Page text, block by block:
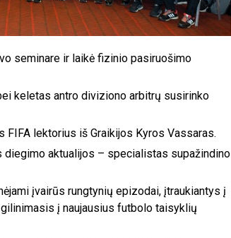
seminare ir laikė fizinio pasiruošimo
keletas antro diviziono arbitrų susirinko
FIFA lektorius iš Graikijos Kyros Vassaras.
aktualijos – specialistas supažindino
įvairūs rungtynių epizodai, įtraukiantys į
į naujausius futbolo taisyklių